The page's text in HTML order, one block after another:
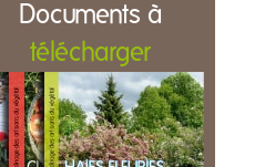
Documents à
télécharger